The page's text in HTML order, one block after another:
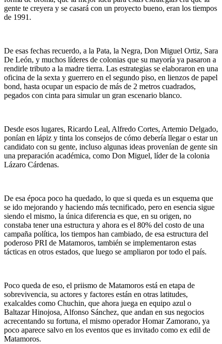
gente te creyera y se casará con un proyecto bueno, eran los tiempos
de 1991.
De esas fechas recuerdo, a la Pata, la Negra, Don Miguel Ortiz, Sara
De León, y muchos líderes de colonias que su mayoría ya pasaron a
rendirle tributo a la madre tierra. Las estrategias se elaboraron en una
oficina de la sexta y guerrero en el segundo piso, en lienzos de papel
bond, hasta ocupar un espacio de más de 2 metros cuadrados,
pegados con cinta para simular un gran escenario blanco.
Desde esos lugares, Ricardo Leal, Alfredo Cortes, Artemio Delgado,
ponían en lápiz y tinta los consejos de cómo debería llegar o estar un
candidato con su gente, incluso algunas ideas provenían de gente sin
una preparación académica, como Don Miguel, líder de la colonia
Lázaro Cárdenas.
De esa época poco ha quedado, lo que si queda es un esquema que
se ido mejorando y haciendo más tecnificado, pero en esencia sigue
siendo el mismo, la única diferencia es que, en su origen, no
constaba tener una estructura y ahora es el 80% del costo de una
campaña política, los tiempos han cambiado, de esa estructura del
poderoso PRI de Matamoros, también se implementaron estas
tácticas en otros estados, que luego se ampliaron por todo el país.
Poco queda de eso, el priismo de Matamoros está en etapa de
sobrevivencia, su actores y factores están en otras latitudes,
exalcaldes como Chuchin, que ahora juega en equipo azul o
Baltazar Hinojosa, Alfonso Sánchez, que andan en sus negocios
acrecentando su fortuna, el mismo operador Homar Zamorano, ya
poco aparece salvo en los eventos que es invitado como ex edil de
Matamoros.